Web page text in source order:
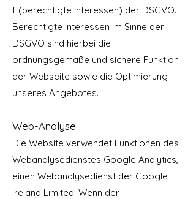
f (berechtigte Interessen) der DSGVO.
Berechtigte Interessen im Sinne der
DSGVO sind hierbei die
ordnungsgemäße und sichere Funktion
der Webseite sowie die Optimierung
unseres Angebotes.
Web-Analyse
Die Website verwendet Funktionen des
Webanalysedienstes Google Analytics,
einen Webanalysedienst der Google
Ireland Limited. Wenn der